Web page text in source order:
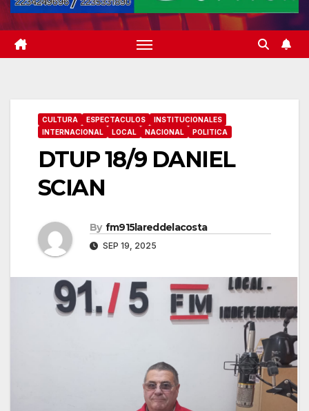
CULTURA ESPECTACULOS
INSTITUCIONALES
INTERNACIONAL
LOCAL NACIONAL POLITICA
DTUP 18/9 DANIEL
SCIAN
By fm915lareddelacosta
SEP 19, 2025